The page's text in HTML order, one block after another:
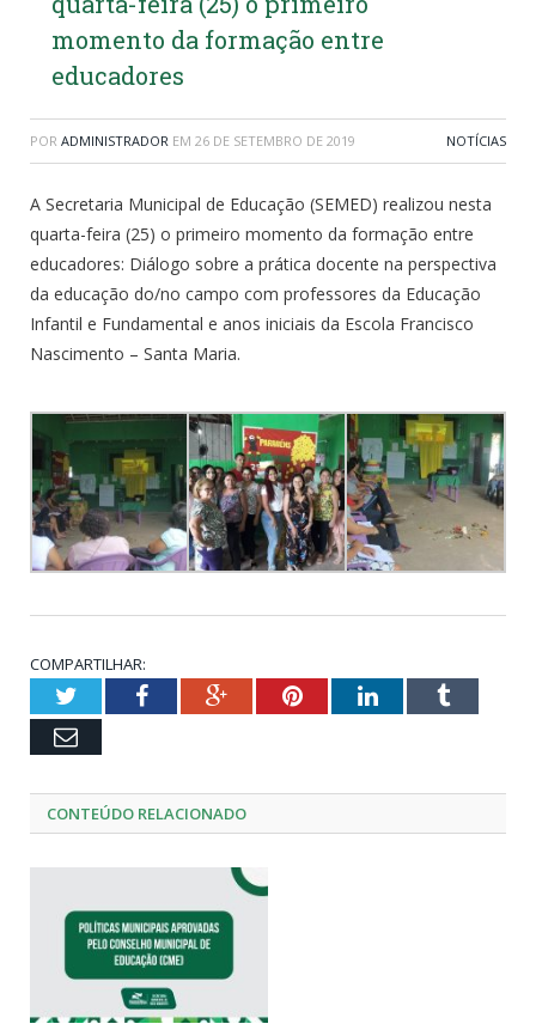
momento da formação entre
educadores
POR ADMINISTRADOR EM 26 DE SETEMBRO DE 2019 NOTÍCIAS
A Secretaria Municipal de Educação (SEMED) realizou nesta
quarta-feira (25) o primeiro momento da formação entre
educadores: Diálogo sobre a prática docente na perspectiva
da educação do/no campo com professores da Educação
Infantil e Fundamental e anos iniciais da Escola Francisco
Nascimento – Santa Maria.
COMPARTILHAR:
TwitterFacebookGoogle+PinterestLinkedInTumblr
Email
CONTEÚDO RELACIONADO